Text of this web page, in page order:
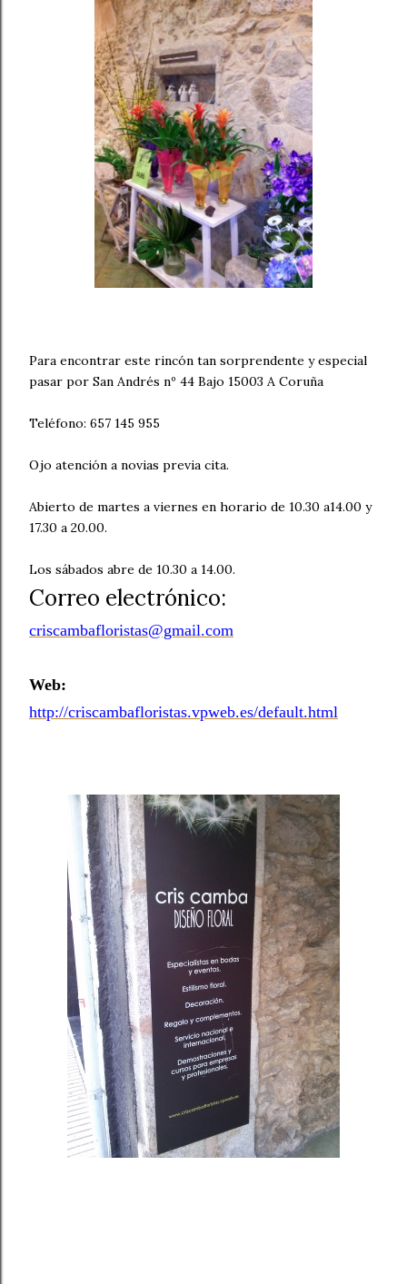
Para encontrar este rincón tan sorprendente y especial
pasar por San Andrés nº 44 Bajo 15003 A Coruña
Teléfono: 657 145 955
Ojo atención a novias previa cita.
Abierto de martes a viernes en horario de 10.30 a14.00 y
17.30 a 20.00.
Los sábados abre de 10.30 a 14.00.
Correo electrónico:
criscambafloristas@gmail.com
Web:
http://criscambafloristas.vpweb.es/default.html